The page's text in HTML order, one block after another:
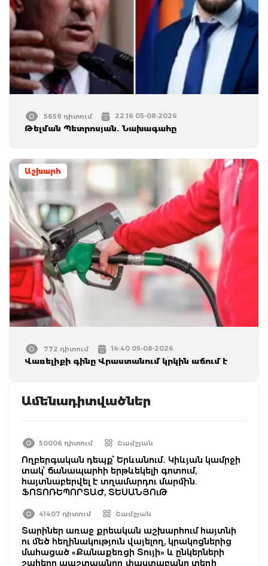
5659 դիտում 22:16 05-08-2026
Թելման Պետրոսյան. Նախագահը
Աշխարհ
772 դիտում 14:40 05-08-2026
Վառելիքի գինը Վրաստանում կրկին աճում է
Ամենադիտվածներ
50006 դիտում Շամշյան
Ողբերգական դեպք՝ Երևանում․ Կիևյան կամրջի
տակ՝ ճանապարհի երթևեկելի գոտում,
հայտնաբերվել է տղամարդու մարմին.
ՖՈՏՈՌԵՊՈՐՏԱԺ, ՏԵՍԱՆՅՈւԹ
41407 դիտում Շամշյան
Տարիներ առաջ քրեական աշխարհում հայտնի
ու մեծ հեղինակություն վայելող, կրակոցներից
մահացած «Քանաքեռցի Տույի» և ընկերների
շահերը պաշտպանող փաստաբանը տեղի